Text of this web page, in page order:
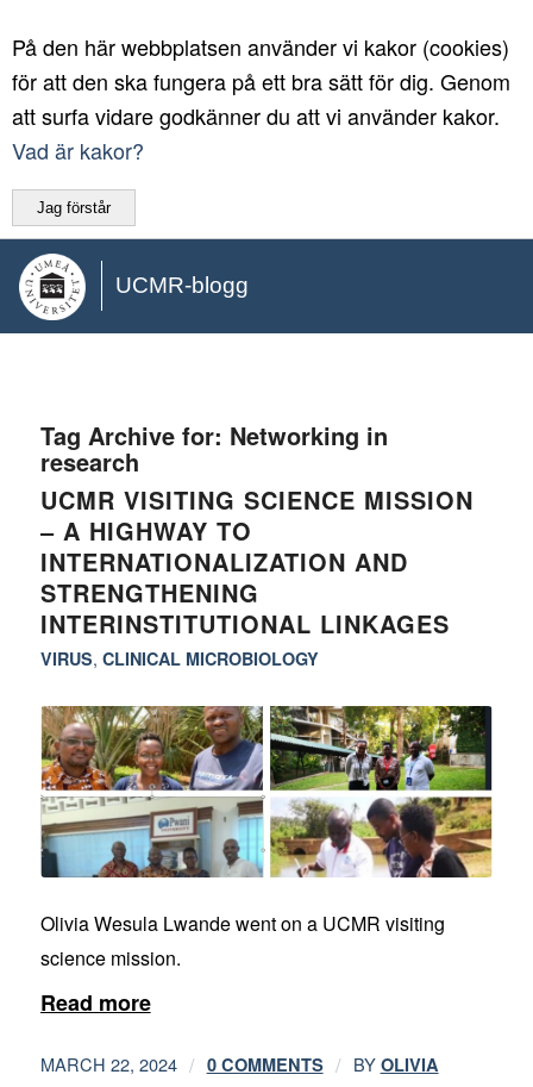
På den här webbplatsen använder vi kakor (cookies)
för att den ska fungera på ett bra sätt för dig. Genom
att surfa vidare godkänner du att vi använder kakor.
Vad är kakor?
Jag förstår
UCMR-blogg
Tag Archive for: Networking in
research
UCMR VISITING SCIENCE MISSION
– A HIGHWAY TO
INTERNATIONALIZATION AND
STRENGTHENING
INTERINSTITUTIONAL LINKAGES
VIRUS, CLINICAL MICROBIOLOGY
Olivia Wesula Lwande went on a UCMR visiting
science mission.
Read more
MARCH 22, 2024 / 0 COMMENTS / BY OLIVIA